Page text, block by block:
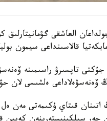
العاشقى
قالاسىنداعى سيمون
جۇكتى تاپسىرۋ راسىمىنە
ۆەنەسۋەلاداعى ەلشىسى لان
اتىنان قىتاي ۇكىمەتى مەن